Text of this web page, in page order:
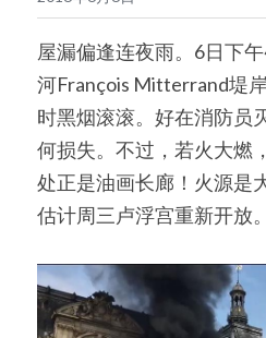
屋漏偏逢连夜雨。6日下
河François Mitterrand堤
时黑烟滚滚。好在消防员
何损失。不过，若火大燃
处正是油画长廊！火源是
估计周三卢浮宫重新开放。